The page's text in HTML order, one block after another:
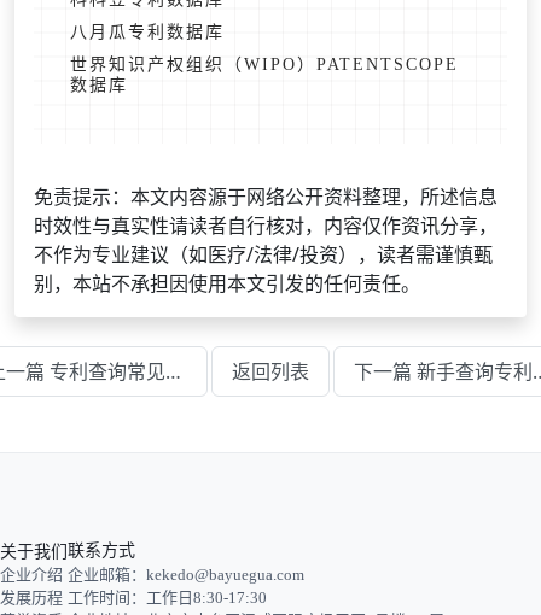
八月瓜专利数据库
世界知识产权组织（WIPO）PATENTSCOPE
数据库
免责提示：本文内容源于网络公开资料整理，所述信息
时效性与真实性请读者自行核对，内容仅作资讯分享，
不作为专业建议（如医疗/法律/投资），读者需谨慎甄
别，本站不承担因使用本文引发的任何责任。
上一篇 专利查询常见问题及解决方法汇总 返回列表 下一篇 新手
关于我们
企业介绍
发展历程
联系方式
企业邮箱：kekedo@bayuegua.com
工作时间：工作日8:30-17:30